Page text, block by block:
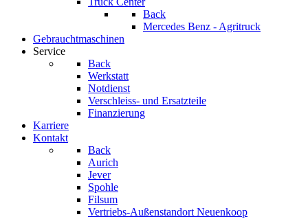
Back
Mercedes Benz - Agritruck
Gebrauchtmaschinen
Service
Back
Werkstatt
Notdienst
Verschleiss- und Ersatzteile
Finanzierung
Karriere
Kontakt
Back
Aurich
Jever
Spohle
Filsum
Vertriebs-Außenstandort Neuenkoop